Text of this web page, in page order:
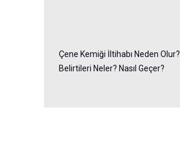
Çene Kemiği İltihabı Neden Olur?
Belirtileri Neler? Nasıl Geçer?